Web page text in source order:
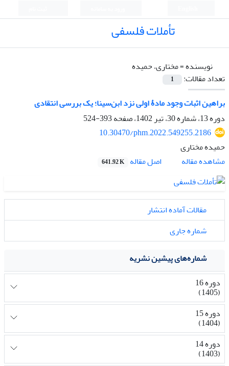
تأملات فلسفی
نویسنده =مختاری، حمیده
تعداد مقالات:
1
براهین اثبات وجود مادۀ اولی نزد ابن‌سینا؛ یک بررسی انتقادی
دوره 13، شماره 30، تیر 1402، صفحه
393-524
10.30470/phm.2022.549255.2186
حمیده مختاری
مشاهده مقاله
اصل مقاله 641.92 K
مقالات آماده انتشار
شماره جاری
شماره‌های پیشین نشریه
دوره 16
(1405)
دوره 15
(1404)
دوره 14
(1403)